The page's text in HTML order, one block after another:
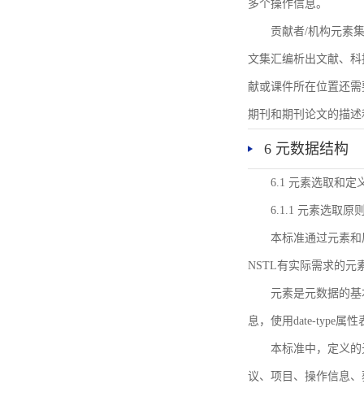
多个操作信息。
贡献者/机构元素
文集汇编析出文献、
献或课件所在位置还
期刊和期刊论文的描
6 元数据结构
6.1 元素选取和定
6.1.1 元素选取原
本标准通过元素
NSTL有实际需求的元
元素是元数据的
息，使用date-type属
本标准中，定义
议、项目、操作信息